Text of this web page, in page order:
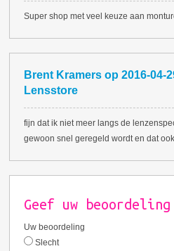
Super shop met veel keuze aan
Brent Kramers op2016-04-
Lensstore
fijn dat ik niet meer langs de
gewoon snel geregeld wordt en dat
Geef uw
Uw beoordeling
Slecht